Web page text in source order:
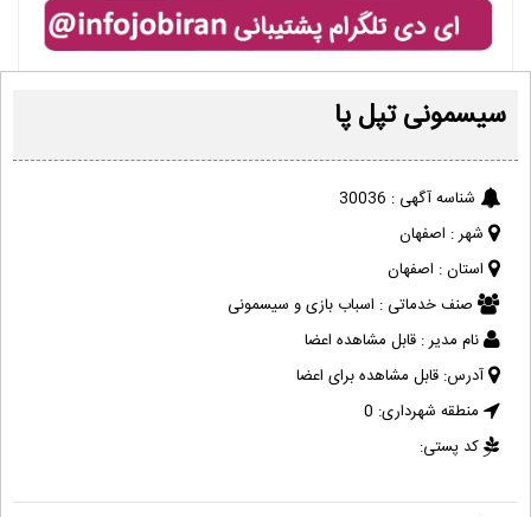
سیسمونی تپل پا
شناسه آگهی : 30036
شهر : اصفهان
استان : اصفهان
صنف خدماتی : اسباب بازی و سیسمونی
نام مدیر : قابل مشاهده اعضا
آدرس: قابل مشاهده برای اعضا
منطقه شهرداری: 0
کد پستی: